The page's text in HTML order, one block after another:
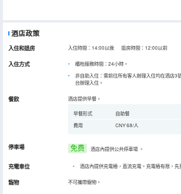
酒店政策
入住和退房 入住時間：14:00以後 退房時間：12:00以前
入住方式
櫃枱服務時間：24小時。
非自助入住：需前往所有客人辦理入住均在酒店3
台辦理入住。
餐飲 酒店提供早餐。
早餐形式
自助餐
費用
CNY 68/人
停車場 免费 酒店內提供公共停車場 。
充電車位 • 酒店內提供充電樁，直流充電。充電樁有限，先
寵物 不可攜帶寵物。